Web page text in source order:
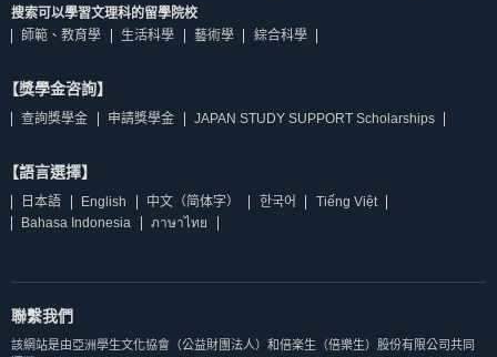
搜索可以學習文理科的留學院校
師範、教育學
生活科學 藝術學 綜合科學
【獎學金咨詢】
查詢獎學金 申請獎學金 JAPAN STUDY SUPPORT Scholarships
【語言選擇】
日本語 English 中文（简体字） 한국어
Tiếng Việt
Bahasa Indonesia
ภาษาไทย
聯繫我們
該網站是由亞洲學生文化協會（公益財團法人）和倍楽生（倍樂生）股份有限公司共同